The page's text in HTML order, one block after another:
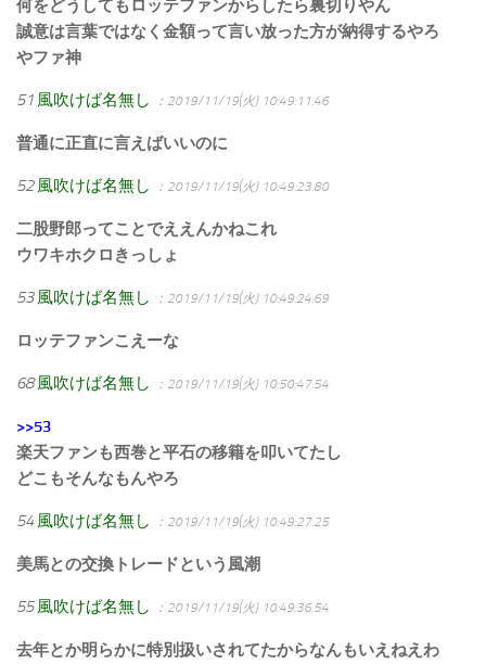
何をどうしてもロッテファンからしたら裏切りやん
誠意は言葉ではなく金額って言い放った方が納得するやろ
やファ神
51 風吹けば名無し ：2019/11/19(火) 10:49:11.46
普通に正直に言えばいいのに
52 風吹けば名無し ：2019/11/19(火) 10:49:23.80
二股野郎ってことでええんかねこれ
ウワキホクロきっしょ
53 風吹けば名無し ：2019/11/19(火) 10:49:24.69
ロッテファンこえーな
68 風吹けば名無し ：2019/11/19(火) 10:50:47.54
>>53
楽天ファンも西巻と平石の移籍を叩いてたし
どこもそんなもんやろ
54 風吹けば名無し ：2019/11/19(火) 10:49:27.25
美馬との交換トレードという風潮
55 風吹けば名無し ：2019/11/19(火) 10:49:36.54
去年とか明らかに特別扱いされてたからなんもいえねえわ